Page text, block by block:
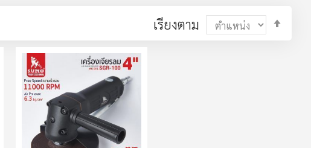
เรียงตาม